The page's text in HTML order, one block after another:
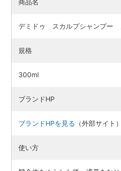
デミドゥ スカルプシャンプ
規格
300ml
ブランドHP
ブランドHPを見る （外部サイト）
使い方